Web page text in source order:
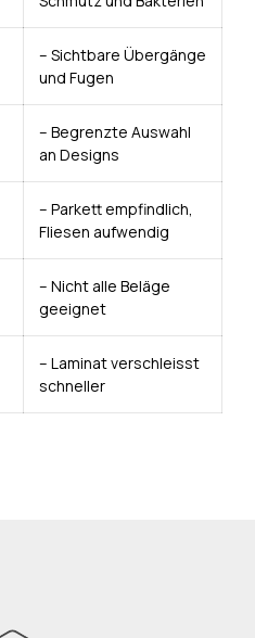
– Sichtbare Übergänge
und Fugen
– Begrenzte Auswahl
an Designs
– Parkett empfindlich,
Fliesen aufwendig
– Nicht alle Beläge
geeignet
– Laminat verschleisst
schneller